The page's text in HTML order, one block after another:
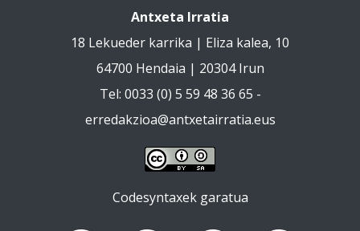
Antxeta Irratia
18 Lekueder karrika | Eliza kalea, 10
64700 Hendaia | 20304 Irun
Tel: 0033 (0) 5 59 48 36 65 -
erredakzioa@antxetairratia.eus
Codesyntaxek garatua